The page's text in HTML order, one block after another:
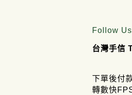
Follow Us
台灣手信
下單後付
轉數快